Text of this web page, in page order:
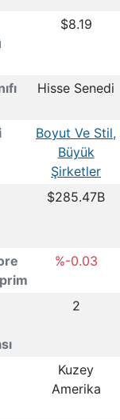
$8.19
Hisse Senedi
Boyut Ve Stil,
Büyük
Şirketler
$285.47B
%-0.03
2
Kuzey
Amerika